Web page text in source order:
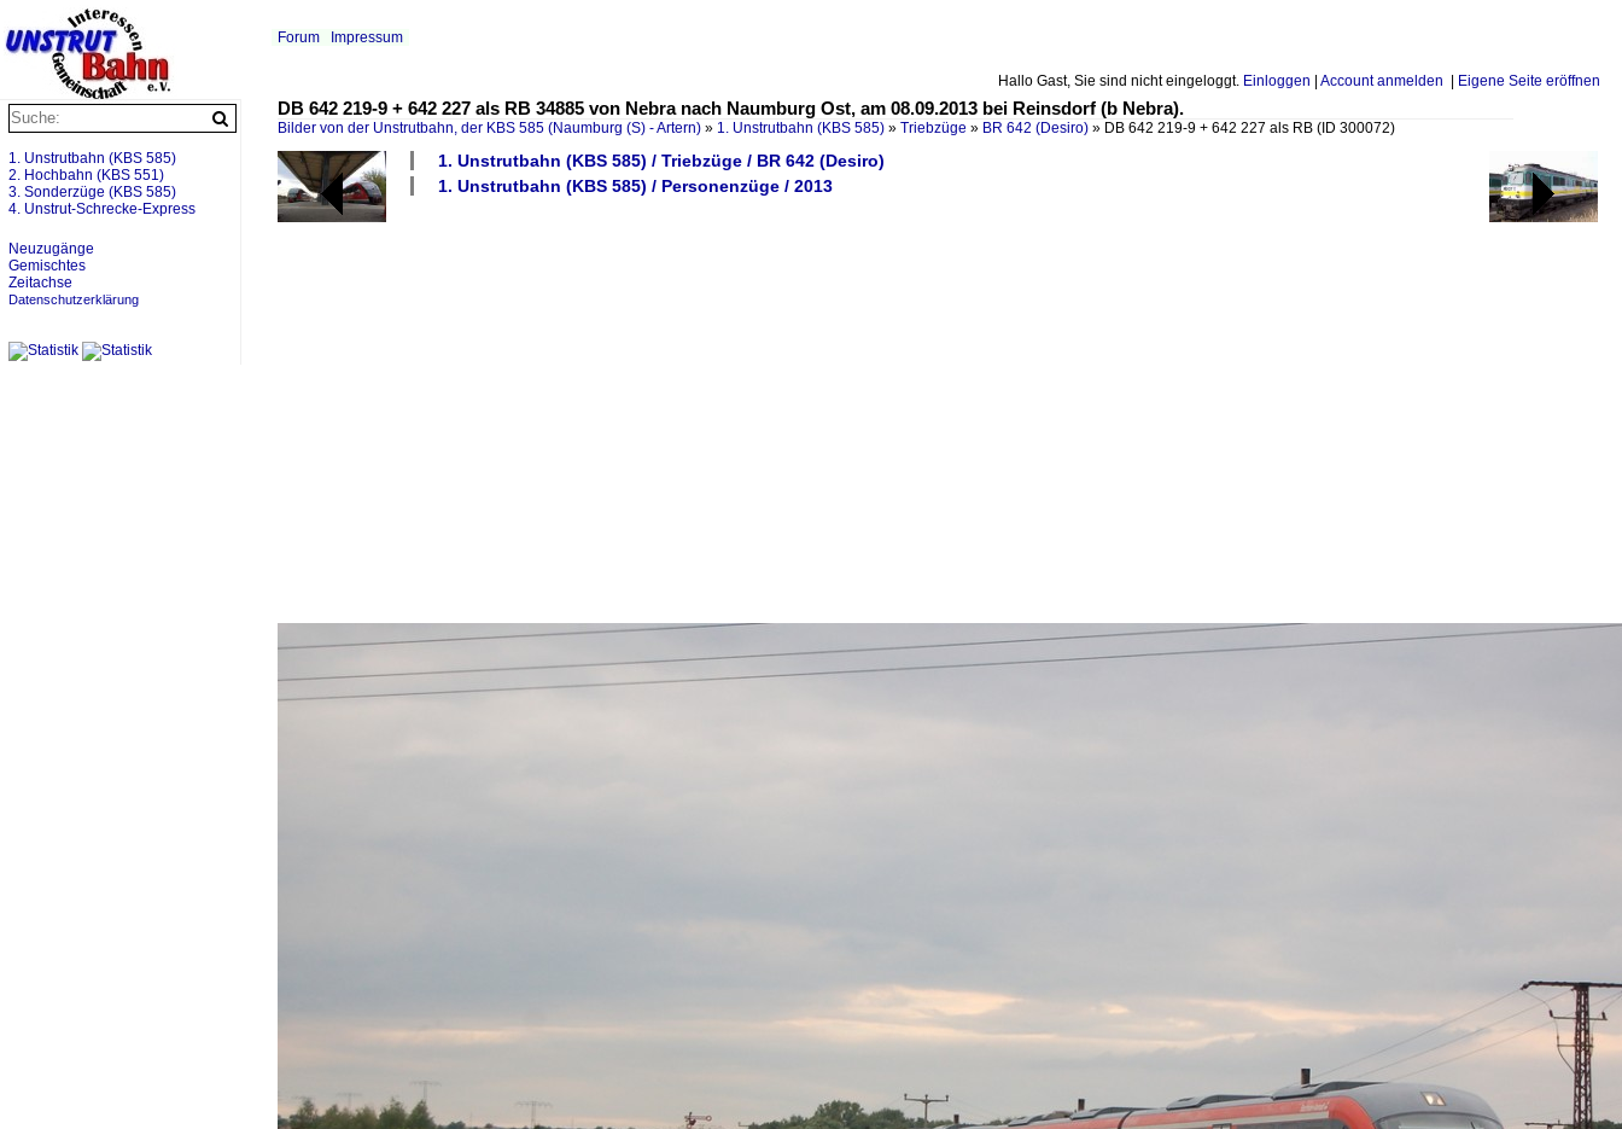
Hallo Gast, Sie sind nicht eingeloggt. Einloggen Account anmelden Eigene Seite eröffnen
Forum Impressum
DB 642 219-9 + 642 227 als RB 34885 von Nebra nach Naumburg Ost, am 08.09.2013 bei Reinsdorf (b Nebra).
Bilder von der Unstrutbahn, der KBS 585 (Naumburg (S) - Artern) » 1. Unstrutbahn (KBS 585) » Triebzüge » BR 642 (Desiro) » DB 642 219-9 + 642 227 als RB (ID 300072)
1. Unstrutbahn (KBS 585) / Triebzüge / BR 642 (Desiro)
1. Unstrutbahn (KBS 585) / Personenzüge / 2013
1. Unstrutbahn (KBS 585)
2. Hochbahn (KBS 551)
3. Sonderzüge (KBS 585)
4. Unstrut-Schrecke-Express
Neuzugänge
Gemischtes
Zeitachse
Datenschutzerklärung